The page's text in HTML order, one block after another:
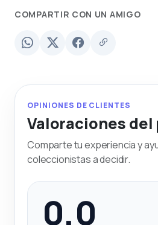
COMPARTIR CON UN AMIGO
OPINIONES DE CLIENTES
Valoraciones
Comparte tu experiencia y
coleccionistas a decidir.
0,0